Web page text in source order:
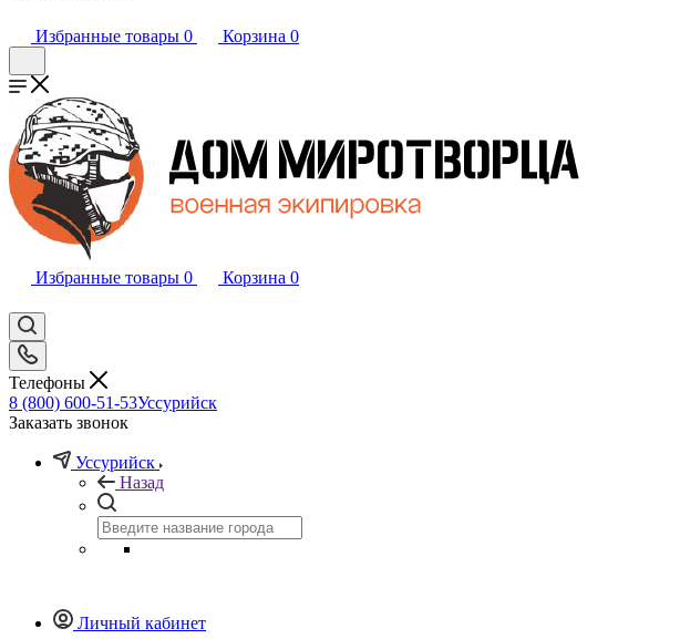
Избранные товары 0 Корзина 0
Избранные товары 0 Корзина 0
Телефоны
8 (800) 600-51-53Уссурийск
Заказать звонок
Уссурийск
Назад
Личный кабинет